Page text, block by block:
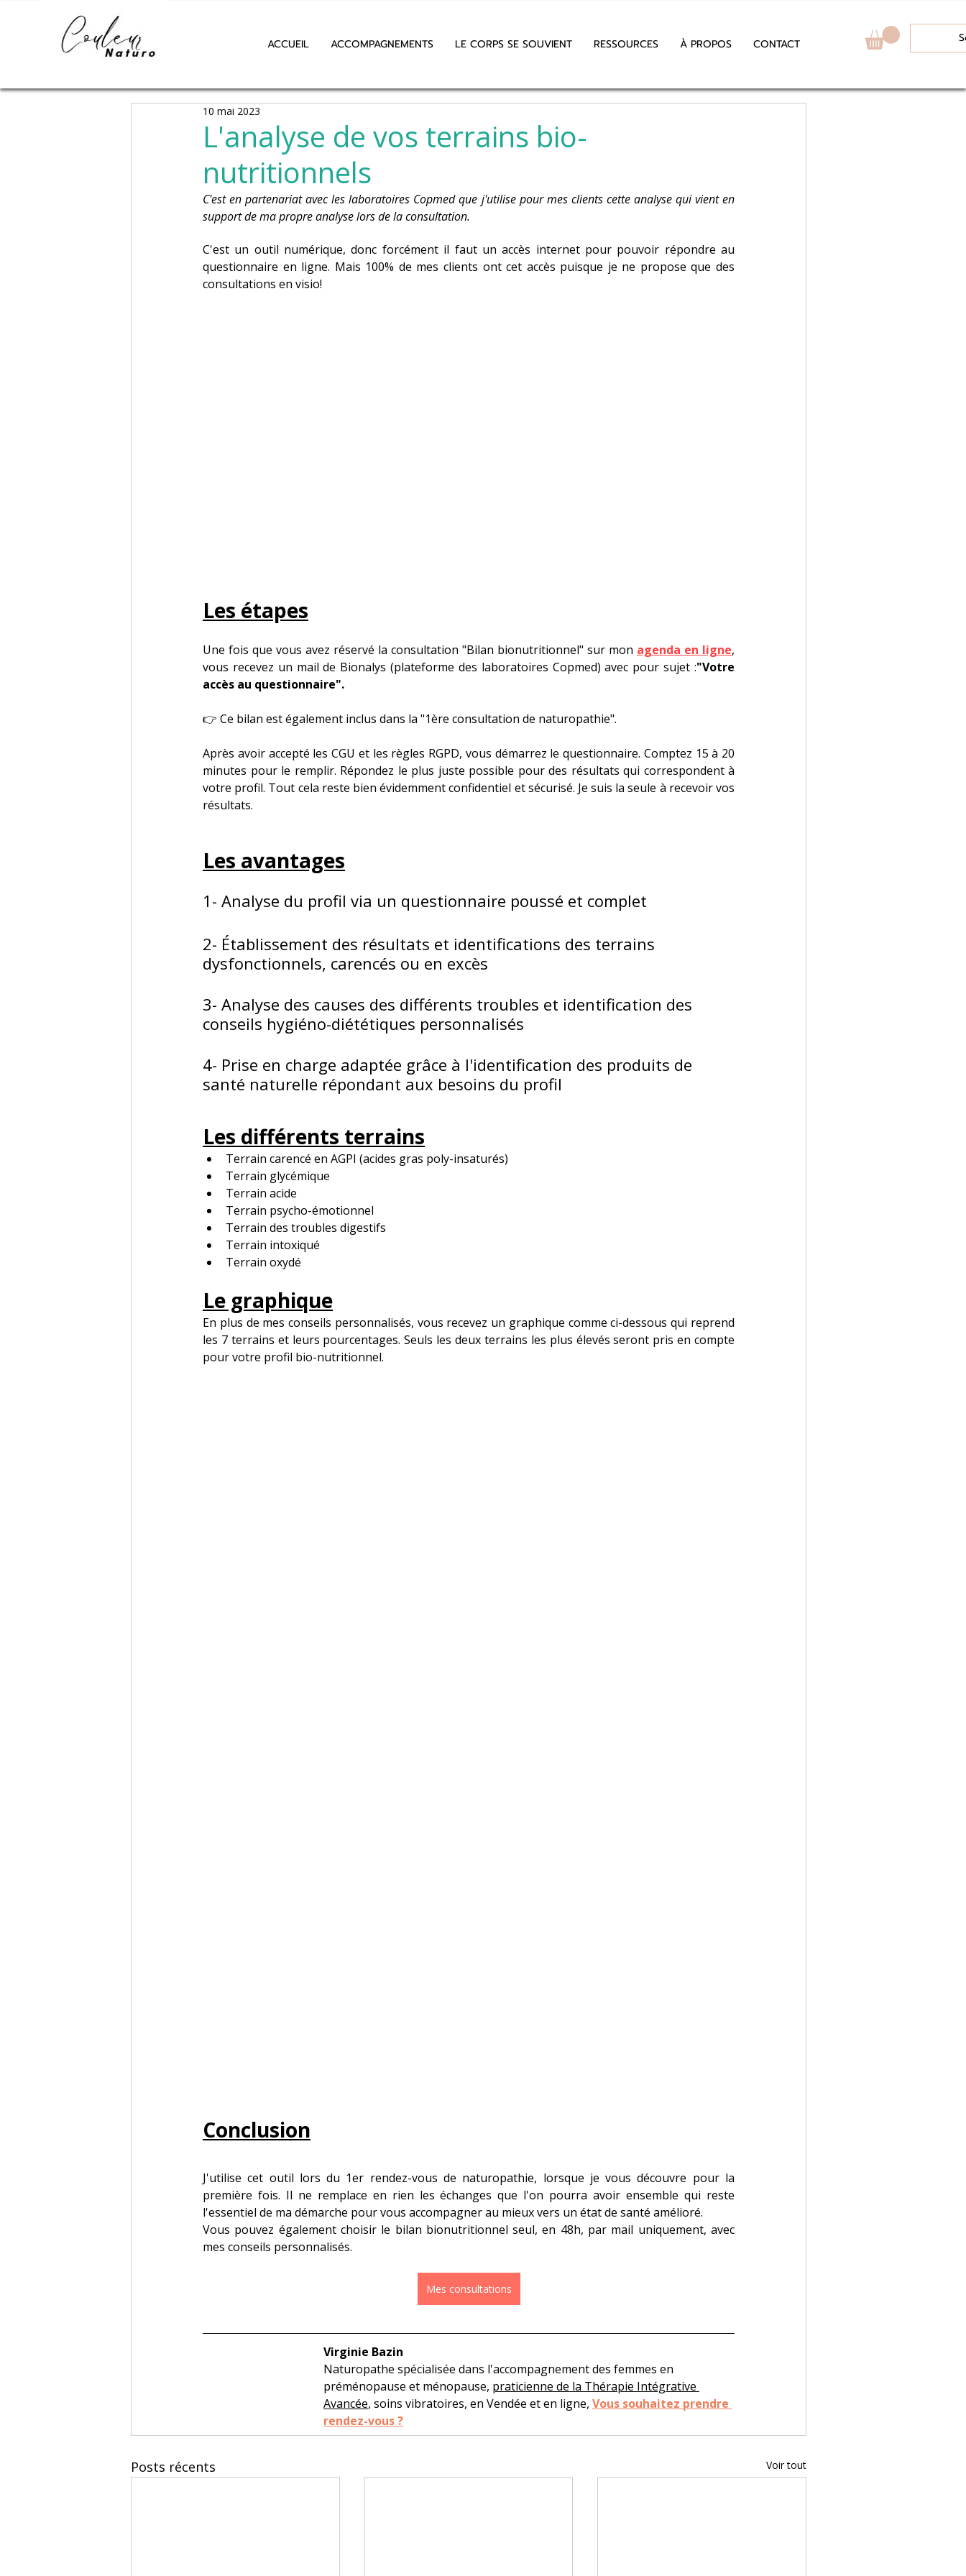
ACCUEIL ACCOMPAGNEMENTS LE CORPS SE SOUVIENT RESSOURCES À PROPOS CONTACT
L'analyse de vos terrains bio-
nutritionnels
10 mai 2023
C'est en partenariat avec les laboratoires Copmed que j'utilise pour mes clients cette analyse qui vient en
support de ma propre analyse lors de la consultation.
C'est un outil numérique, donc forcément il faut un accès internet pour pouvoir répondre au
questionnaire en ligne. Mais 100% de mes clients ont cet accès puisque je ne propose que des
consultations en visio!
Les étapes
Une fois que vous avez réservé la consultation "Bilan bionutritionnel" sur mon agenda en ligne,
vous recevez un mail de Bionalys (plateforme des laboratoires Copmed) avec pour sujet :"Votre
accès au questionnaire".
👉 Ce bilan est également inclus dans la "1ère consultation de naturopathie".
Après avoir accepté les CGU et les règles RGPD, vous démarrez le questionnaire. Comptez 15 à 20
minutes pour le remplir. Répondez le plus juste possible pour des résultats qui correspondent à
votre profil. Tout cela reste bien évidemment confidentiel et sécurisé. Je suis la seule à recevoir vos
résultats.
Les avantages
1- Analyse du profil via un questionnaire poussé et complet
2- Établissement des résultats et identifications des terrains
dysfonctionnels, carencés ou en excès
3- Analyse des causes des différents troubles et identification des
conseils hygiéno-diététiques personnalisés
4- Prise en charge adaptée grâce à l'identification des produits de
santé naturelle répondant aux besoins du profil
Les différents terrains
Terrain carencé en AGPI (acides gras poly-insaturés)
Terrain glycémique
Terrain acide
Terrain psycho-émotionnel
Terrain des troubles digestifs
Terrain intoxiqué
Terrain oxydé
Le graphique
En plus de mes conseils personnalisés, vous recevez un graphique comme ci-dessous qui reprend
les 7 terrains et leurs pourcentages. Seuls les deux terrains les plus élevés seront pris en compte
pour votre profil bio-nutritionnel.
Conclusion
J'utilise cet outil lors du 1er rendez-vous de naturopathie, lorsque je vous découvre pour la
première fois. Il ne remplace en rien les échanges que l'on pourra avoir ensemble qui reste
l'essentiel de ma démarche pour vous accompagner au mieux vers un état de santé amélioré.
Vous pouvez également choisir le bilan bionutritionnel seul, en 48h, par mail uniquement, avec
mes conseils personnalisés.
Mes consultations
Virginie Bazin
Naturopathe spécialisée dans l'accompagnement des femmes en
préménopause et ménopause, praticienne de la Thérapie Intégrative
Avancée, soins vibratoires, en Vendée et en ligne, Vous souhaitez prendre
rendez-vous ?
Posts récents Voir tout